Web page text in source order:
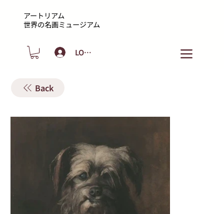
アートリアム
​世界の名画ミュージアム
LOGIN
Back